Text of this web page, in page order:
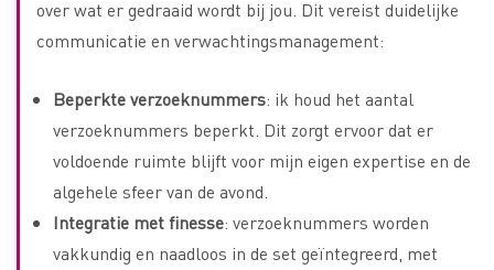
over wat er gedraaid wordt bij jou. Dit vereist duidelijke
communicatie en verwachtingsmanagement:
Beperkte verzoeknummers: ik houd het aantal
verzoeknummers beperkt. Dit zorgt ervoor dat er
voldoende ruimte blijft voor mijn eigen expertise en de
algehele sfeer van de avond.
Integratie met finesse: verzoeknummers worden
vakkundig en naadloos in de set geïntegreerd, met